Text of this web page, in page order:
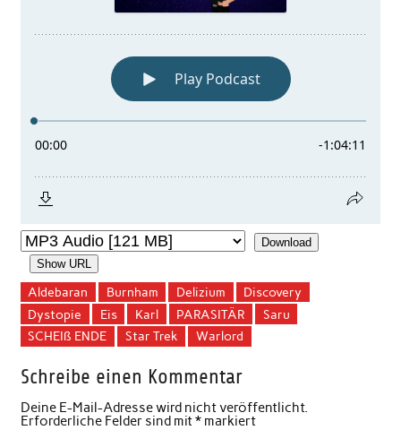
Download
Show URL
Aldebaran Burnham Delizium
Discovery
Dystopie
Eis Karl PARASITÄR
Saru
SCHEIß ENDE
Star Trek Warlord
Schreibe einen Kommentar
Deine E-Mail-Adresse wird nicht veröffentlicht.
Erforderliche Felder sind mit*markiert